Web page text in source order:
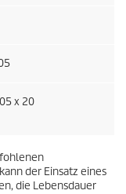
x 20
der Einsatz eines
die Lebensdauer